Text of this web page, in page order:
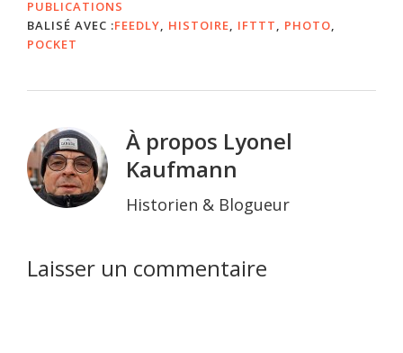
PUBLICATIONS
BALISÉ AVEC :FEEDLY, HISTOIRE, IFTTT, PHOTO,
POCKET
À propos Lyonel
Kaufmann
Historien & Blogueur
Interactions
Laisser un commentaire